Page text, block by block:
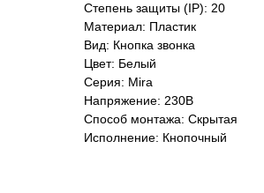
Степень защиты (IP): 20
Материал: Пластик
Вид: Кнопка звонка
Цвет: Белый
Серия: Mira
Напряжение: 230В
Способ монтажа: Скрытая
Исполнение: Кнопочный